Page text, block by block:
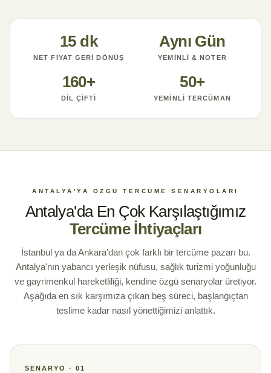
15 dk
NET FIYAT GERI DÖNÜŞ
Aynı Gün
YEMINLI & NOTER
160+
DIL ÇIFTI
50+
YEMINLI TERCÜMAN
ANTALYA'YA ÖZGÜ TERCÜME SENARYOLARI
Antalya'da En Çok Karşılaştığımız
Tercüme İhtiyaçları
İstanbul ya da Ankara'dan çok farklı bir tercüme pazarı bu.
Antalya'nın yabancı yerleşik nüfusu, sağlık turizmi yoğunluğu
ve gayrimenkul hareketliliği, kendine özgü senaryolar üretiyor.
Aşağıda en sık karşımıza çıkan beş süreci, başlangıçtan
teslime kadar nasıl yönettiğimizi anlattık.
SENARYO · 01